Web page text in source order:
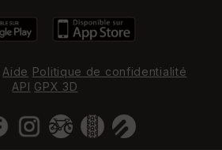
Aide Politique de confidentialité
API GPX 3D